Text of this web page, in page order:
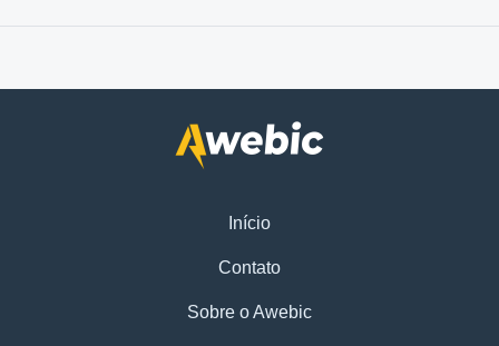
Início
Contato
Sobre o Awebic